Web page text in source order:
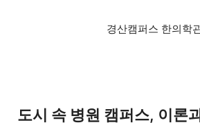
경산캠퍼스 한의학
도시 속 병원 캠퍼스, 이론